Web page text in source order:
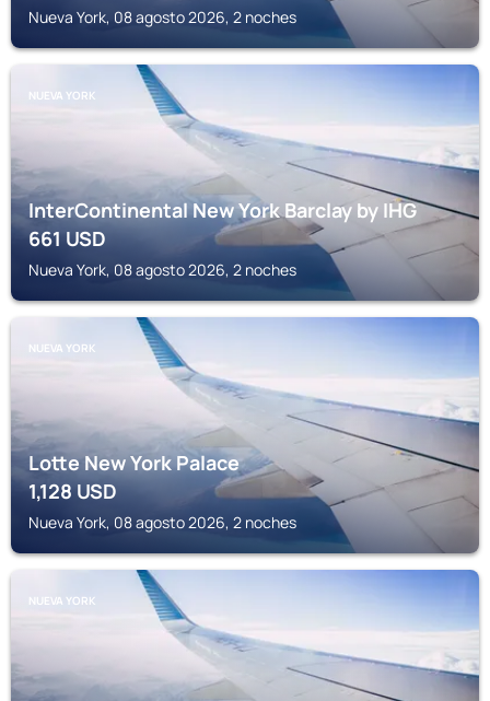
Nueva York, 08 agosto 2026, 2 noches
NUEVA YORK
InterContinental New York Barclay by IHG
661USD
Nueva York, 08 agosto 2026, 2 noches
NUEVA YORK
Lotte New York Palace
1,128USD
Nueva York, 08 agosto 2026, 2 noches
NUEVA YORK